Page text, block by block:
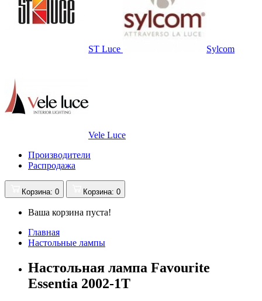
ST Luce Sylcom
Vele Luce
Производители
Распродажа
Корзина: 0 Корзина: 0
Ваша корзина пуста!
Главная
Настольные лампы
Настольная лампа Favourite
Essentia 2002-1T